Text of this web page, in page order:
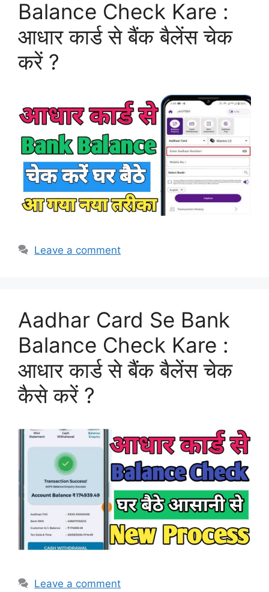
Balance Check Kare :
आधार कार्ड से बैंक बैलेंस चेक
करें ?
Leave a comment
Aadhar Card Se Bank
Balance Check Kare :
आधार कार्ड से बैंक बैलेंस चेक
कैसे करें ?
Leave a comment